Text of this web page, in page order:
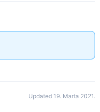
Updated 19. Marta 2021.